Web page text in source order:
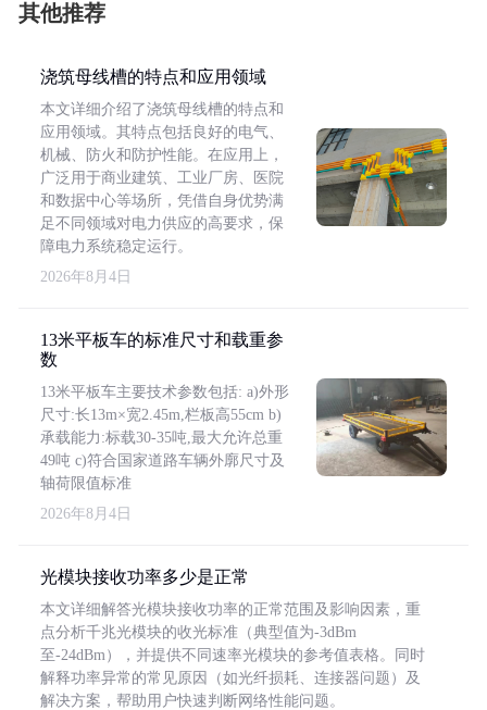
其他推荐
浇筑母线槽的特点和应用领域
本文详细介绍了浇筑母线槽的特点和
应用领域。其特点包括良好的电气、
机械、防火和防护性能。在应用上，
广泛用于商业建筑、工业厂房、医院
和数据中心等场所，凭借自身优势满
足不同领域对电力供应的高要求，保
障电力系统稳定运行。
2026年8月4日
13米平板车的标准尺寸和载重参
数
13米平板车主要技术参数包括: a)外形
尺寸:长13m×宽2.45m,栏板高55cm b)
承载能力:标载30-35吨,最大允许总重
49吨 c)符合国家道路车辆外廓尺寸及
轴荷限值标准
2026年8月4日
光模块接收功率多少是正常
本文详细解答光模块接收功率的正常范围及影响因素，重
点分析千兆光模块的收光标准（典型值为-3dBm
至-24dBm），并提供不同速率光模块的参考值表格。同时
解释功率异常的常见原因（如光纤损耗、连接器问题）及
解决方案，帮助用户快速判断网络性能问题。